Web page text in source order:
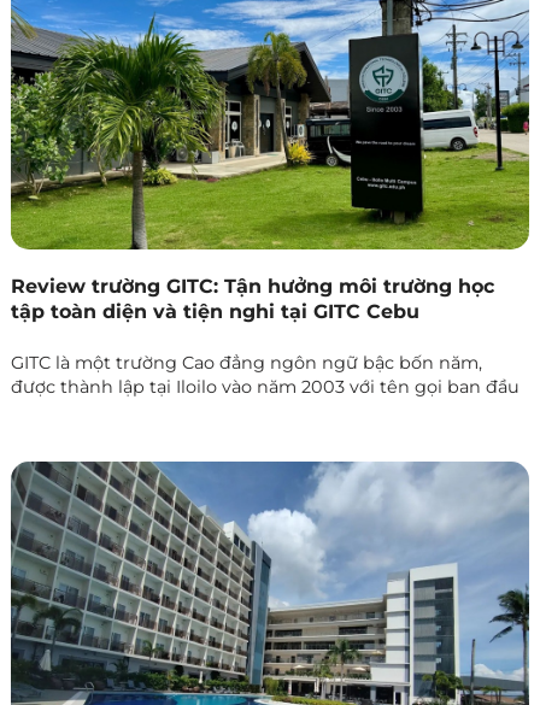
Review trường GITC: Tận hưởng môi trường học
tập toàn diện và tiện nghi tại GITC Cebu
GITC là một trường Cao đẳng ngôn ngữ bậc bốn năm,
được thành lập tại Iloilo vào năm 2003 với tên gọi ban đầu
Cebu và bắt đầu chào đón sinh viên quốc tế tại cả hai cơ
sở, Iloilo và Cebu